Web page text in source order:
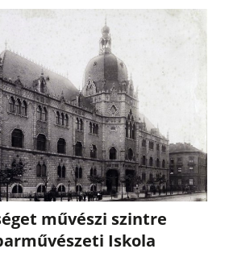
művészi szintre
Iskola